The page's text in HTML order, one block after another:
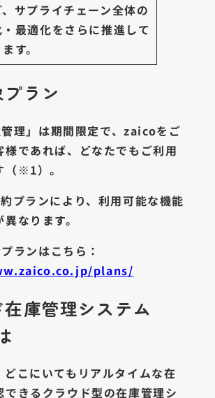
サプライチェーン全体の
最適化をさらに推進して
す。
ラン
理」は期間限定で、zaicoをご
様であれば、どなたでもご利用
（※1）。
プランにより、利用可能な機能
なります。
ランはこちら：
plans/
庫管理システム
どこにいてもリアルタイムな在
できるクラウド型の在庫管理シ